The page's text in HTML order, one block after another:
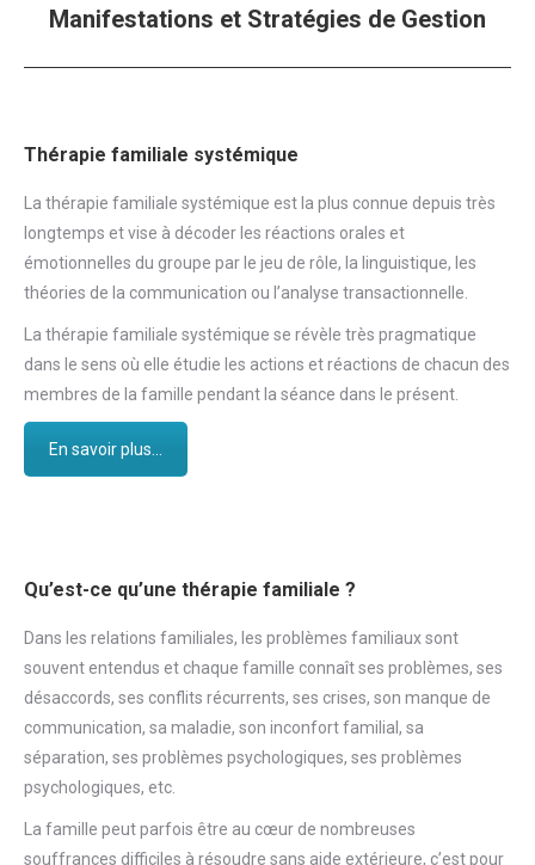
suivant
:
Manifestations et Stratégies de Gestion
Thérapie familiale systémique
La thérapie familiale systémique est la plus connue depuis très
longtemps et vise à décoder les réactions orales et
émotionnelles du groupe par le jeu de rôle, la linguistique, les
théories de la communication ou l’analyse transactionnelle.
La thérapie familiale systémique se révèle très pragmatique
dans le sens où elle étudie les actions et réactions de chacun des
membres de la famille pendant la séance dans le présent.
En savoir plus...
Qu’est-ce qu’une thérapie familiale ?
Dans les relations familiales, les problèmes familiaux sont
souvent entendus et chaque famille connaît ses problèmes, ses
désaccords, ses conflits récurrents, ses crises, son manque de
communication, sa maladie, son inconfort familial, sa
séparation, ses problèmes psychologiques, ses problèmes
psychologiques, etc.
La famille peut parfois être au cœur de nombreuses
souffrances difficiles à résoudre sans aide extérieure, c’est pour